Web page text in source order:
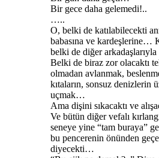
Bir gece daha gelemedi!..
…..
O, belki de katılabilecekti
babasına ve kardeşlerine…
belki de diğer
Belki de biraz zor olacaktı
olmadan avlanmak,
kıtaların, sonsuz denizlerin
uçmak…
Ama dişini sıkacaktı ve
Ve bütün diğer vefalı
seneye yine “tam buraya”
bu pencerenin önünden
diyecekti…